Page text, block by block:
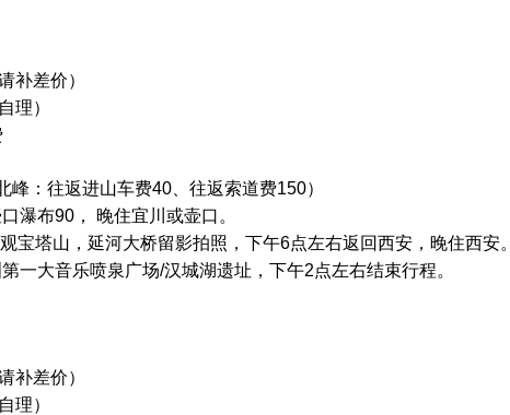
补差价）
理）
：往返进山车费40、往返索道费150）
瀑布90， 晚住宜川或壶口。
宝塔山，延河大桥留影拍照，下午6点左右返回西安，晚住西安。
一大音乐喷泉广场/汉城湖遗址，下午2点左右结束行程。
补差价）
理）